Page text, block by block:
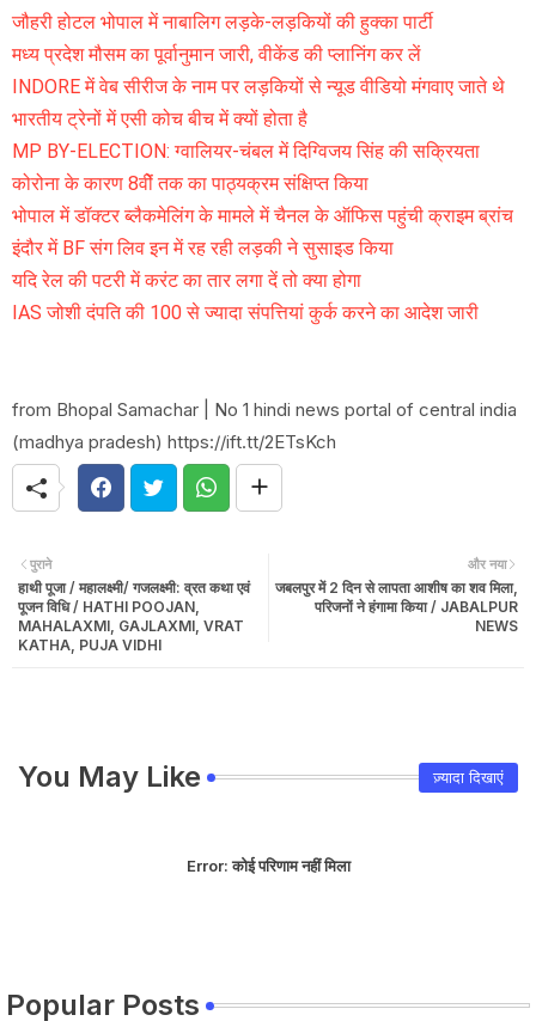
जौहरी होटल भोपाल में नाबालिग लड़के-लड़कियों की हुक्का पार्टी
मध्य प्रदेश मौसम का पूर्वानुमान जारी, वीकेंड की प्लानिंग कर लें
INDORE में वेब सीरीज के नाम पर लड़कियों से न्यूड वीडियो मंगवाए जाते थे
भारतीय ट्रेनों में एसी कोच बीच में क्यों होता है
MP BY-ELECTION: ग्वालियर-चंबल में दिग्विजय सिंह की सक्रियता
कोरोना के कारण 8वीें तक का पाठ्यक्रम संक्षिप्त किया
भोपाल में डॉक्टर ब्लैकमेलिंग के मामले में चैनल के ऑफिस पहुंची क्राइम ब्रांच
इंदौर में BF संग लिव इन में रह रही लड़की ने सुसाइड किया
यदि रेल की पटरी में करंट का तार लगा दें तो क्या होगा
IAS जोशी दंपति की 100 से ज्यादा संपत्तियां कुर्क करने का आदेश जारी
from Bhopal Samachar | No 1 hindi news portal of central india
(madhya pradesh) https://ift.tt/2ETsKch
और नया
जबलपुर में 2 दिन से लापता आशीष का शव मिला,
परिजनों ने हंगामा किया / JABALPUR
NEWS
पुराने
हाथी पूजा / महालक्ष्मी/ गजलक्ष्मी: व्रत कथा एवं
पूजन विधि / HATHI POOJAN,
MAHALAXMI, GAJLAXMI, VRAT
KATHA, PUJA VIDHI
You May Like ज़्यादा दिखाएं
Error:कोई परिणाम नहीं मिला
Popular Posts